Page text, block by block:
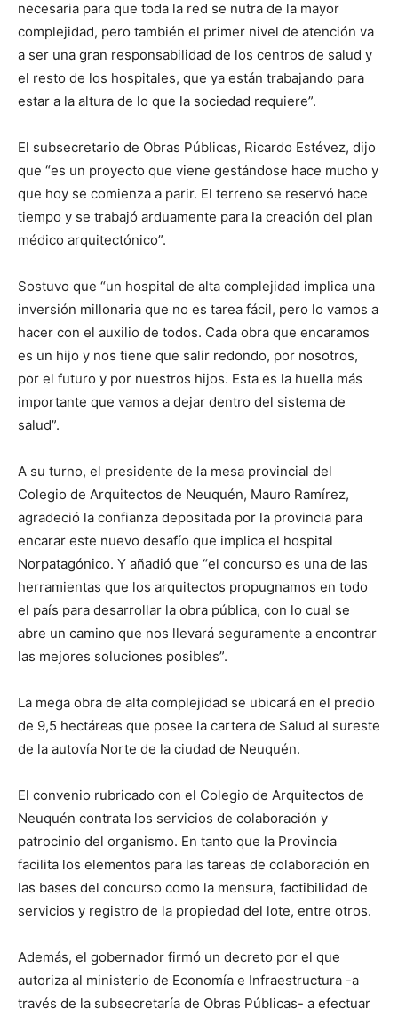
necesaria para que toda la red se nutra de la mayor
complejidad, pero también el primer nivel de atención va
a ser una gran responsabilidad de los centros de salud y
el resto de los hospitales, que ya están trabajando para
estar a la altura de lo que la sociedad requiere”.
El subsecretario de Obras Públicas, Ricardo Estévez, dijo
que “es un proyecto que viene gestándose hace mucho y
que hoy se comienza a parir. El terreno se reservó hace
tiempo y se trabajó arduamente para la creación del plan
médico arquitectónico”.
Sostuvo que “un hospital de alta complejidad implica una
inversión millonaria que no es tarea fácil, pero lo vamos a
hacer con el auxilio de todos. Cada obra que encaramos
es un hijo y nos tiene que salir redondo, por nosotros,
por el futuro y por nuestros hijos. Esta es la huella más
importante que vamos a dejar dentro del sistema de
salud”.
A su turno, el presidente de la mesa provincial del
Colegio de Arquitectos de Neuquén, Mauro Ramírez,
agradeció la confianza depositada por la provincia para
encarar este nuevo desafío que implica el hospital
Norpatagónico. Y añadió que “el concurso es una de las
herramientas que los arquitectos propugnamos en todo
el país para desarrollar la obra pública, con lo cual se
abre un camino que nos llevará seguramente a encontrar
las mejores soluciones posibles”.
La mega obra de alta complejidad se ubicará en el predio
de 9,5 hectáreas que posee la cartera de Salud al sureste
de la autovía Norte de la ciudad de Neuquén.
El convenio rubricado con el Colegio de Arquitectos de
Neuquén contrata los servicios de colaboración y
patrocinio del organismo. En tanto que la Provincia
facilita los elementos para las tareas de colaboración en
las bases del concurso como la mensura, factibilidad de
servicios y registro de la propiedad del lote, entre otros.
Además, el gobernador firmó un decreto por el que
autoriza al ministerio de Economía e Infraestructura -a
través de la subsecretaría de Obras Públicas- a efectuar